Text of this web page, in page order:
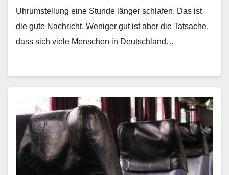
Uhrumstellung eine Stunde länger schlafen. Das ist
die gute Nachricht. Weniger gut ist aber die Tatsache,
dass sich viele Menschen in Deutschland…